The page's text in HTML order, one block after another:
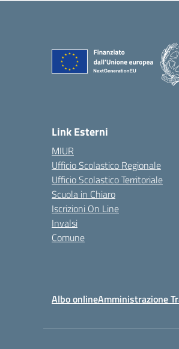
Link Esterni
MIUR
Ufficio Scolastico Regionale
Ufficio Scolastico Territoriale
Scuola in Chiaro
Iscrizioni On Line
Invalsi
Comune
Albo onlineAmministrazione